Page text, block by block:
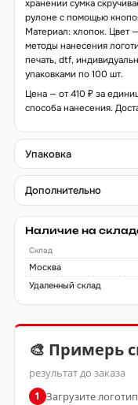
хранении сумка
рулоне с помощью
Материал: хлопок. Цвет
методы нанесения
печать, dtf,
упаковками по 100 шт.
Цена — от 410 ₽ за
способа нанесения.
Упаковка
Дополнительно
Наличие на
Склад
Москва
Удаленный склад
🎨 Примерь
результат до заказа
1 Загрузите логотип